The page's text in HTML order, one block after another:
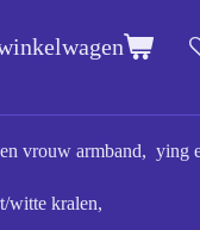
vrouw armband, ying
witte kralen,